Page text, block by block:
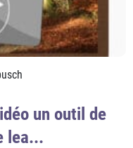
un outil de
lea...